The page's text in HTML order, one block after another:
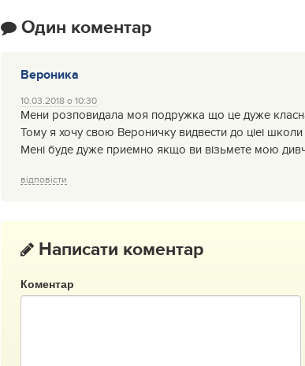
Один коментар
Вероника
10.03.2018 о 10:30
Мени розповидала моя подружка що це дуже
Тому я хочу свою Вероничку видвести до ціеі школи
Мені буде дуже приемно якщо ви візьмете мою
відповісти
Написати коментар
Коментар